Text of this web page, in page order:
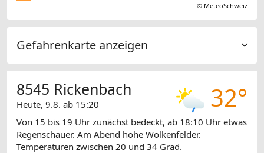
© MeteoSchweiz
Gefahrenkarte anzeigen
32°
8545 Rickenbach
Heute, 9.8. ab 15:20
Von 15 bis 19 Uhr zunächst bedeckt, ab 18:10 Uhr etwas
Regenschauer. Am Abend hohe Wolkenfelder.
Temperaturen zwischen 20 und 34 Grad.